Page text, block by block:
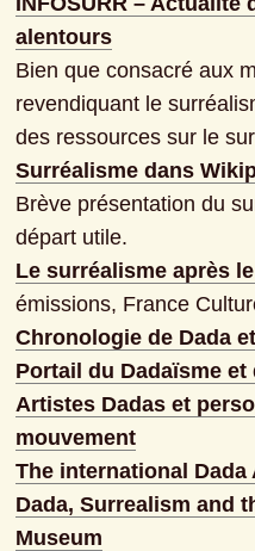
alentours
Bien que consacré aux
revendiquant le
des ressources sur le
Surréalisme dans
Brève présentation du
départ utile.
Le surréalisme après
Chronologie de Dada
Portail du Dadaïsme
Artistes Dadas et
mouvement
The international Dada
Dada, Surrealism and
Museum